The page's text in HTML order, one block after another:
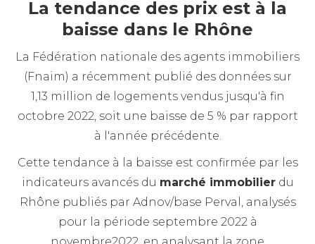
La tendance des prix est à la
baisse dans le Rhône
La Fédération nationale des agents immobiliers
(Fnaim) a récemment publié des données sur
1,13 million de logements vendus jusqu'à fin
octobre 2022, soit une baisse de 5 % par rapport
à l'année précédente.
Cette tendance à la baisse est confirmée par les
indicateurs avancés du marché immobilierdu
Rhône publiés par Adnov/base Perval, analysés
pour la période septembre 2022 à